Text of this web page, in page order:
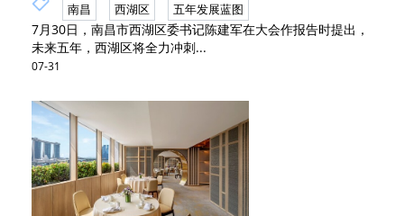
南昌 西湖区 五年发展蓝图
7月30日，南昌市西湖区委书记陈建军在大会作报告时提出，
未来五年，西湖区将全力冲刺...
07-31